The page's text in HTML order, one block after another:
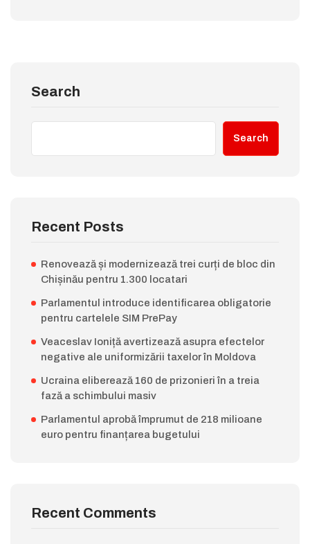
Search
Search
Recent Posts
Renovează și modernizează trei curți de bloc din
Chișinău pentru 1.300 locatari
Parlamentul introduce identificarea obligatorie
pentru cartelele SIM PrePay
Veaceslav Ioniță avertizează asupra efectelor
negative ale uniformizării taxelor în Moldova
Ucraina eliberează 160 de prizonieri în a treia
fază a schimbului masiv
Parlamentul aprobă împrumut de 218 milioane
euro pentru finanțarea bugetului
Recent Comments